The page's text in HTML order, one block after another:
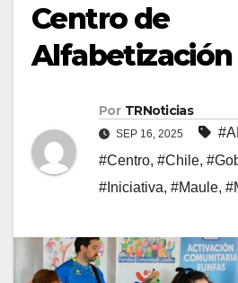
Centro de
Por TRNoticias
SEP 16, 2025
#Centro, #Chile,
#Iniciativa, #Maule,